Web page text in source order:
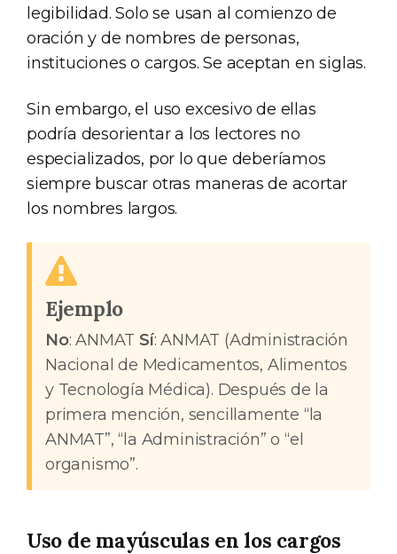
legibilidad. Solo se usan al comienzo de
oración y de nombres de personas,
instituciones o cargos. Se aceptan en siglas.
Sin embargo, el uso excesivo de ellas
podría desorientar a los lectores no
especializados, por lo que deberíamos
siempre buscar otras maneras de acortar
los nombres largos.
Ejemplo
No: ANMAT Sí: ANMAT (Administración
Nacional de Medicamentos, Alimentos
y Tecnología Médica). Después de la
primera mención, sencillamente “la
ANMAT”, “la Administración” o “el
organismo”.
Uso de mayúsculas en los cargos